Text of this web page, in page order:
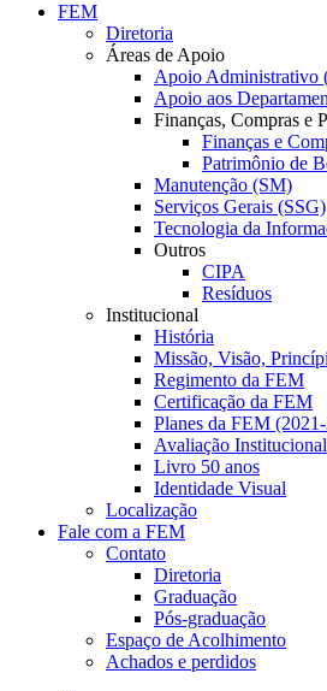
FEM
Diretoria
Áreas de Apoio
Apoio Administrativo
Apoio aos
Finanças, Compras e
Finanças e
Patrimônio de
Manutenção (SM)
Serviços Gerais (SSG)
Tecnologia da
Outros
CIPA
Resíduos
Institucional
História
Missão, Visão,
Regimento da FEM
Certificação da FEM
Planes da FEM
Avaliação Institucional
Livro 50 anos
Identidade Visual
Localização
Fale com a FEM
Contato
Diretoria
Graduação
Pós-graduação
Espaço de Acolhimento
Achados e perdidos